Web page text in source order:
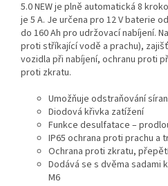
5.0 NEW je plně automatická 8
je 5 A. Je určena pro 12 V baterie
do 160 Ah pro udržovací nabíjení.
proti stříkající vodě a prachu),
vozidla při nabíjení, ochranu proti
proti zkratu.
Umožňuje odstraňování
Diodová křivka zatížení
Funkce desulfatace –
IP65 ochrana proti prachu a
Ochrana proti zkratu,
Dodává se s dvěma sadami
M6